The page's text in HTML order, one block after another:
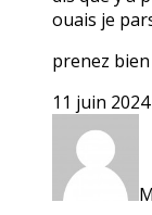
ouais je
prenez
11 juin